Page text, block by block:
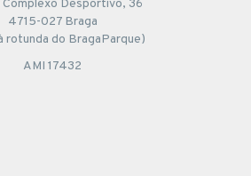
Complexo Desportivo, 36
4715-027 Braga
rotunda do BragaParque)
AMI 17432